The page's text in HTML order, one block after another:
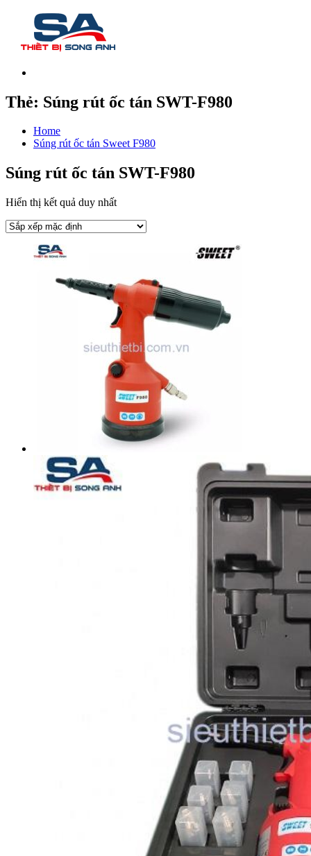
Thẻ: Súng rút ốc tán SWT-F980
Home
Súng rút ốc tán Sweet F980
Súng rút ốc tán SWT-F980
Hiển thị kết quả duy nhất